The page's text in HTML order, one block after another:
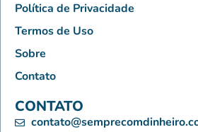
Política de Privacidade
Termos de Uso
Sobre
Contato
CONTATO